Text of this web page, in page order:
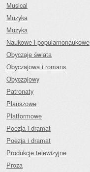
Musical
Muzyka
Muzyka
Naukowe i popularnonaukowe
Obyczaje świata
Obyczajowa i romans
Obyczajowy
Patronaty
Planszowe
Platformowe
Poezja i dramat
Poezja i dramat
Produkcje telewizyjne
Proza